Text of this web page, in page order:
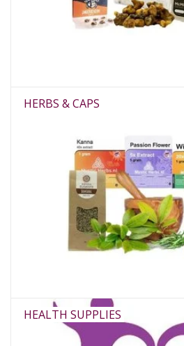
HERBS & CAPS
HEALTH SUPPLIES